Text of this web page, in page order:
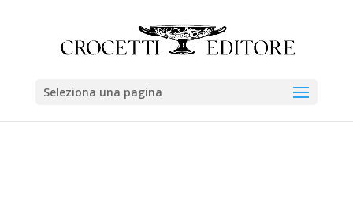
Seleziona una pagina